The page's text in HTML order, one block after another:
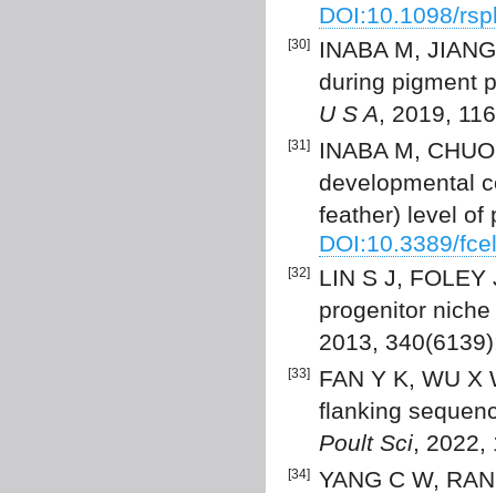
DOI:10.1098/
[30]
INABA M,
during pigment
U S A, 2019,
[31]
INABA M,
developmental
feather) level of
DOI:10.3389/
[32]
LIN S J,
progenitor
2013,
[33]
FAN Y K, WU X
flanking
Poult Sci, 2022,
[34]
YANG C W,